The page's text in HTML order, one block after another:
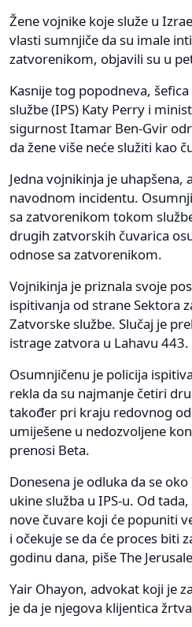
Žene vojnike koje služe u
vlasti sumnjiče da su imale
zatvorenikom, objavili su u
Kasnije tog popodneva,
službe (IPS) Katy Perry i
sigurnost Itamar Ben-Gvir
da žene više neće služiti kao
Jedna vojnikinja je uhapšena,
navodnom incidentu.
sa zatvorenikom tokom
drugih zatvorskih čuvarica
odnose sa zatvorenikom.
Vojnikinja je priznala svoje
ispitivanja od strane Sektora
Zatvorske službe. Slučaj je
istrage zatvora u Lahavu 443.
Osumnjičenu je policija
rekla da su najmanje četiri
također pri kraju redovnog
umiješene u nedozvoljene
prenosi Beta.
Donesena je odluka da se
ukine služba u IPS-u. Od
nove čuvare koji će popuniti
i očekuje se da će proces biti
godinu dana, piše The
Yair Ohayon, advokat koji je
je da je njegova klijentica